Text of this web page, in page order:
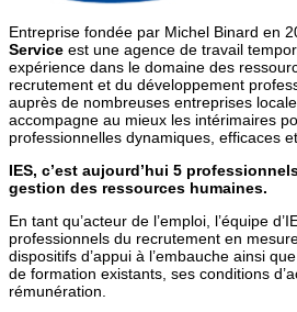
Entreprise fondée par Michel Binard en
Service est une agence de travail
expérience dans le domaine des
recrutement et du développement
auprès de nombreuses entreprises
accompagne au mieux les intérimaires
professionnelles dynamiques, efficaces
IES, c’est aujourd’hui 5
gestion des ressources humaines.
En tant qu’acteur de l’emploi, l’équipe
professionnels du recrutement en
dispositifs d’appui à l’embauche ainsi
de formation existants, ses conditions
rémunération.